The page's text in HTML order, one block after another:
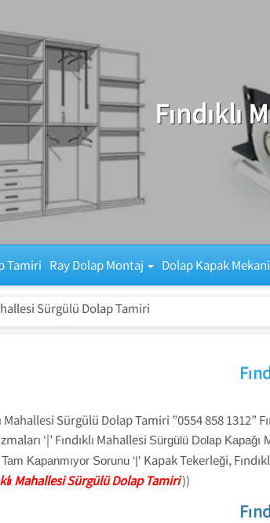
Fındıklı
Tamiri Ray Dolap Montaj Dolap Kapak
Sürgülü Dolap Tamiri
Mahallesi Sürgülü Dolap Tamiri ”0554 858
‘|’ Fındıklı Mahallesi Sürgülü Dolap Kapağı
Kapanmıyor Sorunu ‘|’ Kapak Tekerleği,
Mahallesi Sürgülü Dolap Tamiri))